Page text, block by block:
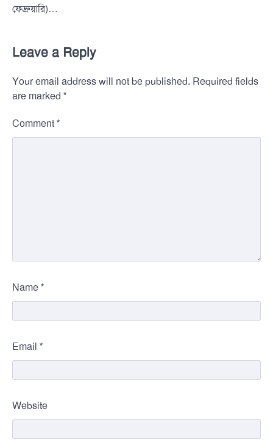
ফেব্রুয়ারি)…
Leave a Reply
Your email address will not be published. Required fields
are marked *
Comment *
Name *
Email *
Website